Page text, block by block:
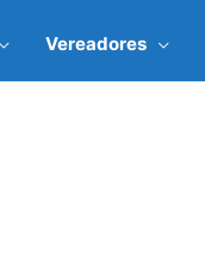
Vereadores